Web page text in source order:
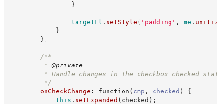
}
targetEl . setStyle ( ' padding ' , me .
}
} ,
/**
* @private
* Handle changes in the checkbox checked
*/
onCheckChange : function ( cmp , checked )
{
this . setExpanded ( checked ) ;